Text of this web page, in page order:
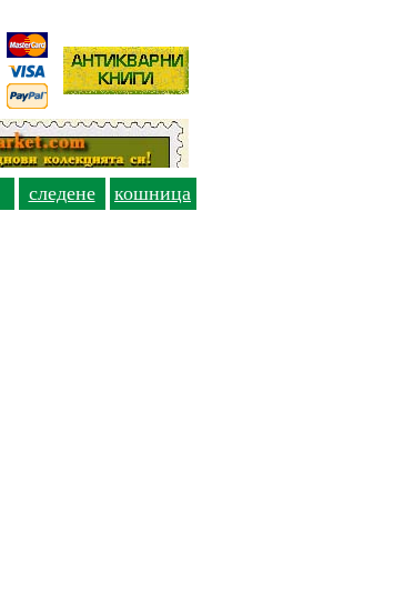
следене
кошница